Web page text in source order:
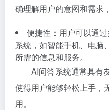
确理解用户的意图和需求
便捷性：用户可以通
系统，如智能手机、电脑
所需的信息和服务。
AI问答系统通常具有
使得用户能够轻松上手，
用。